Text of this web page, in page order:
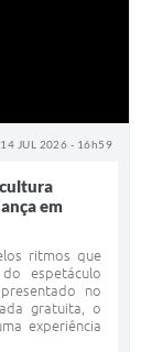
14 JUL 2026 - 16h59
em
ritmos que
espetáculo
no
gratuita, o
experiência